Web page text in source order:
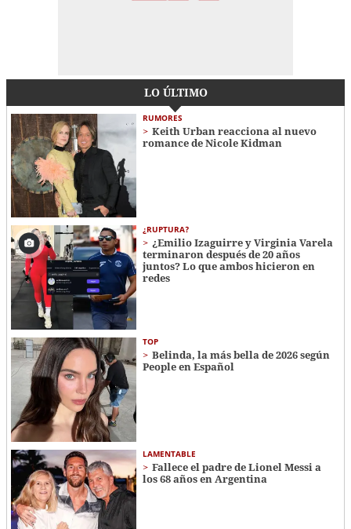
LO ÚLTIMO
RUMORES
Keith Urban reacciona al nuevo
romance de Nicole Kidman
¿RUPTURA?
¿Emilio Izaguirre y Virginia Varela
terminaron después de 20 años
juntos? Lo que ambos hicieron en
redes
TOP
Belinda, la más bella de 2026 según
People en Español
LAMENTABLE
Fallece el padre de Lionel Messi a
los 68 años en Argentina